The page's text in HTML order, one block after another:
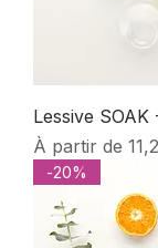
Lessive SOAK
À partir de
Prix
-20%